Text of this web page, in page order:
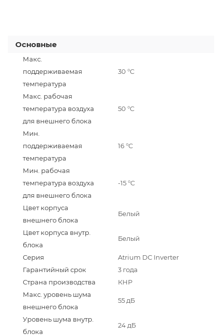
Основные
Макс.
поддерживаемая
температура
30 °С
Макс. рабочая
температура воздуха
для внешнего блока
50 °С
Мин.
поддерживаемая
температура
16 °С
Мин. рабочая
температура воздуха
для внешнего блока
-15 °С
Цвет корпуса
внешнего блока
Белый
Цвет корпуса внутр.
блока
Белый
Серия
Atrium DC Inverter
Гарантийный срок
3 года
Страна производства
КНР
Макс. уровень шума
внешнего блока
55 дБ
Уровень шума внутр.
блока
24 дБ